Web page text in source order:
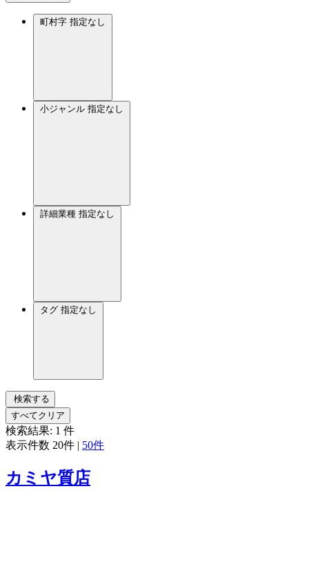
町村字 指定なし
小ジャンル 指定なし
詳細業種 指定なし
タグ 指定なし
検索する
すべてクリア
検索結果: 1 件
表示件数 20件 | 50件
カミヤ質店